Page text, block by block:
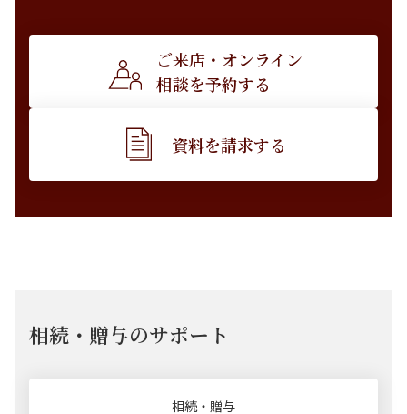
ご来店・オンライン
相談を予約する
資料を請求する
相続・贈与のサポート
相続・贈与